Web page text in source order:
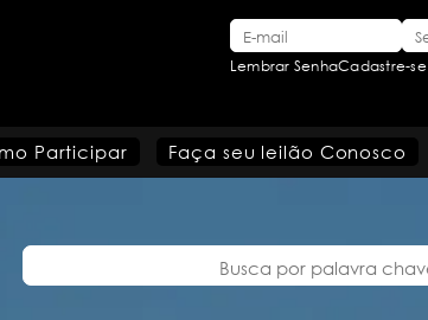
Lembrar SenhaCadastre-se
Participar Faça seu leilão Conosco